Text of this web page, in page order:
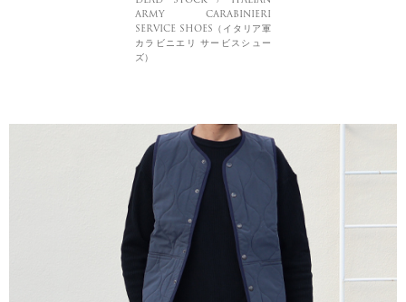
ARMY CARABINIERI
SERVICE SHOES（イタリア軍
カラビニエリ サービスシュー
ズ）